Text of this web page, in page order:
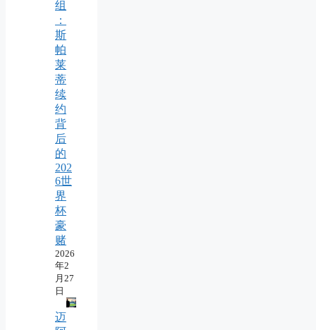
组
：
斯
帕
莱
蒂
续
约
背
后
的
202
6世
界
杯
豪
赌
2026
年2
月27
日
迈